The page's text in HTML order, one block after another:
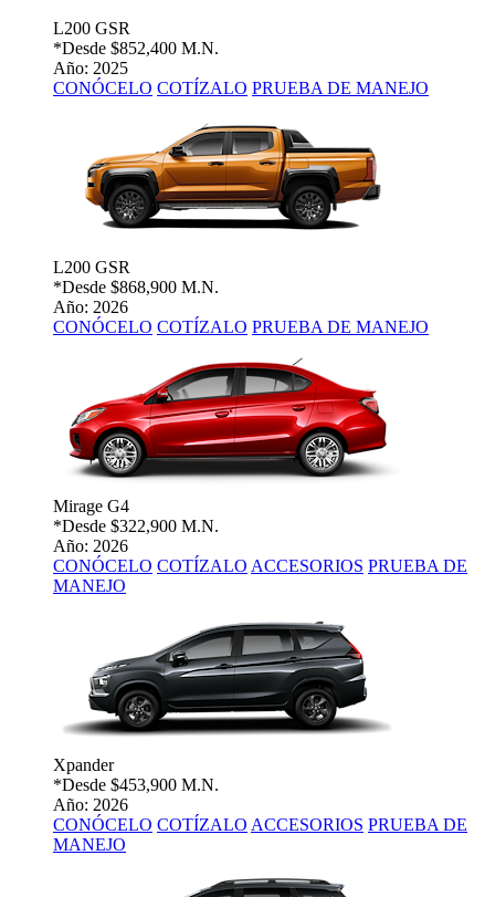
L200 GSR
*Desde $852,400 M.N.
Año: 2025
CONÓCELO COTÍZALO PRUEBA DE MANEJO
L200 GSR
*Desde $868,900 M.N.
Año: 2026
CONÓCELO COTÍZALO PRUEBA DE MANEJO
Mirage G4
*Desde $322,900 M.N.
Año: 2026
CONÓCELO COTÍZALO ACCESORIOS PRUEBA DE
MANEJO
Xpander
*Desde $453,900 M.N.
Año: 2026
CONÓCELO COTÍZALO ACCESORIOS PRUEBA DE
MANEJO